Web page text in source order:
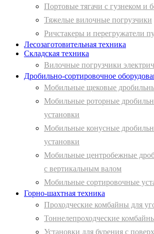
Портовые тягачи с гузнеком и
Тяжелые вилочные погрузчики
Ричстакеры и перегружатели
Лесозаготовительная техника
Складская техника
Вилочные погрузчики
Дробильно-сортировочное
Мобильные щековые
Мобильные роторные
установки
Мобильные конусные
установки
Мобильные центробежные
с вертикальным валом
Мобильные сортировочные
Горно-шахтная техника
Проходческие комбайны для
Тоннелепроходческие
Установки для бурения с